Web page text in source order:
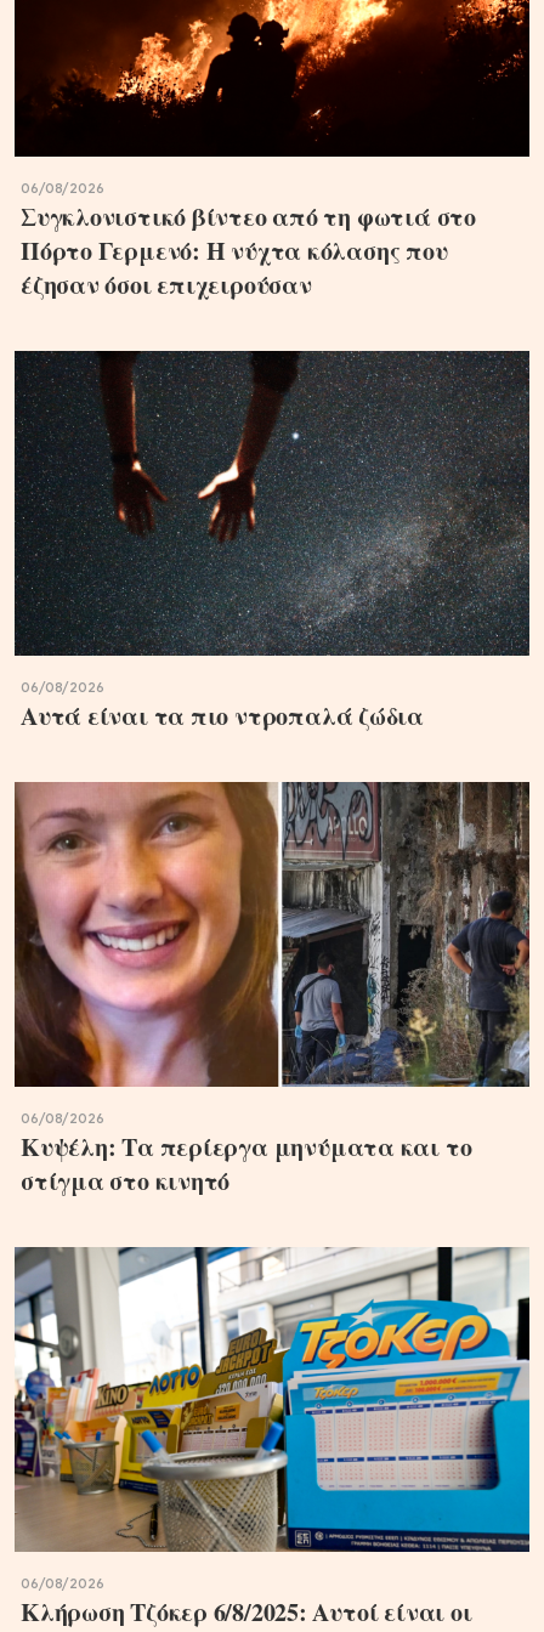
06/08/2026
Συγκλονιστικό βίντεο από τη φωτιά στο
Πόρτο Γερμενό: Η νύχτα κόλασης που
έζησαν όσοι επιχειρούσαν
06/08/2026
Αυτά είναι τα πιο ντροπαλά ζώδια
06/08/2026
Κυψέλη: Τα περίεργα μηνύματα και το
στίγμα στο κινητό
06/08/2026
Κλήρωση Τζόκερ 6/8/2025: Αυτοί είναι οι